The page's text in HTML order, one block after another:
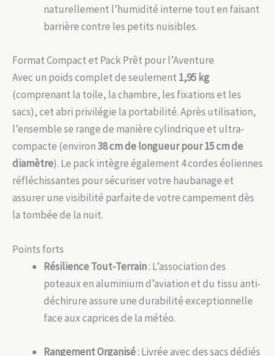
naturellement l’humidité interne tout en faisant
barrière contre les petits nuisibles.
Format Compact et Pack Prêt pour l’Aventure
Avec un poids complet de seulement 1,95 kg
(comprenant la toile, la chambre, les fixations et les
sacs), cet abri privilégie la portabilité. Après utilisation,
l’ensemble se range de manière cylindrique et ultra-
compacte (environ38 cm de longueur pour 15 cm de
diamètre). Le pack intègre également 4 cordes éoliennes
réfléchissantes pour sécuriser votre haubanage et
assurer une visibilité parfaite de votre campement dès
la tombée de la nuit.
Points forts
Résilience Tout-Terrain: L’association des
poteaux en aluminium d’aviation et du tissu anti-
déchirure assure une durabilité exceptionnelle
face aux caprices de la météo.
Rangement Organisé: Livrée avec des sacs dédiés